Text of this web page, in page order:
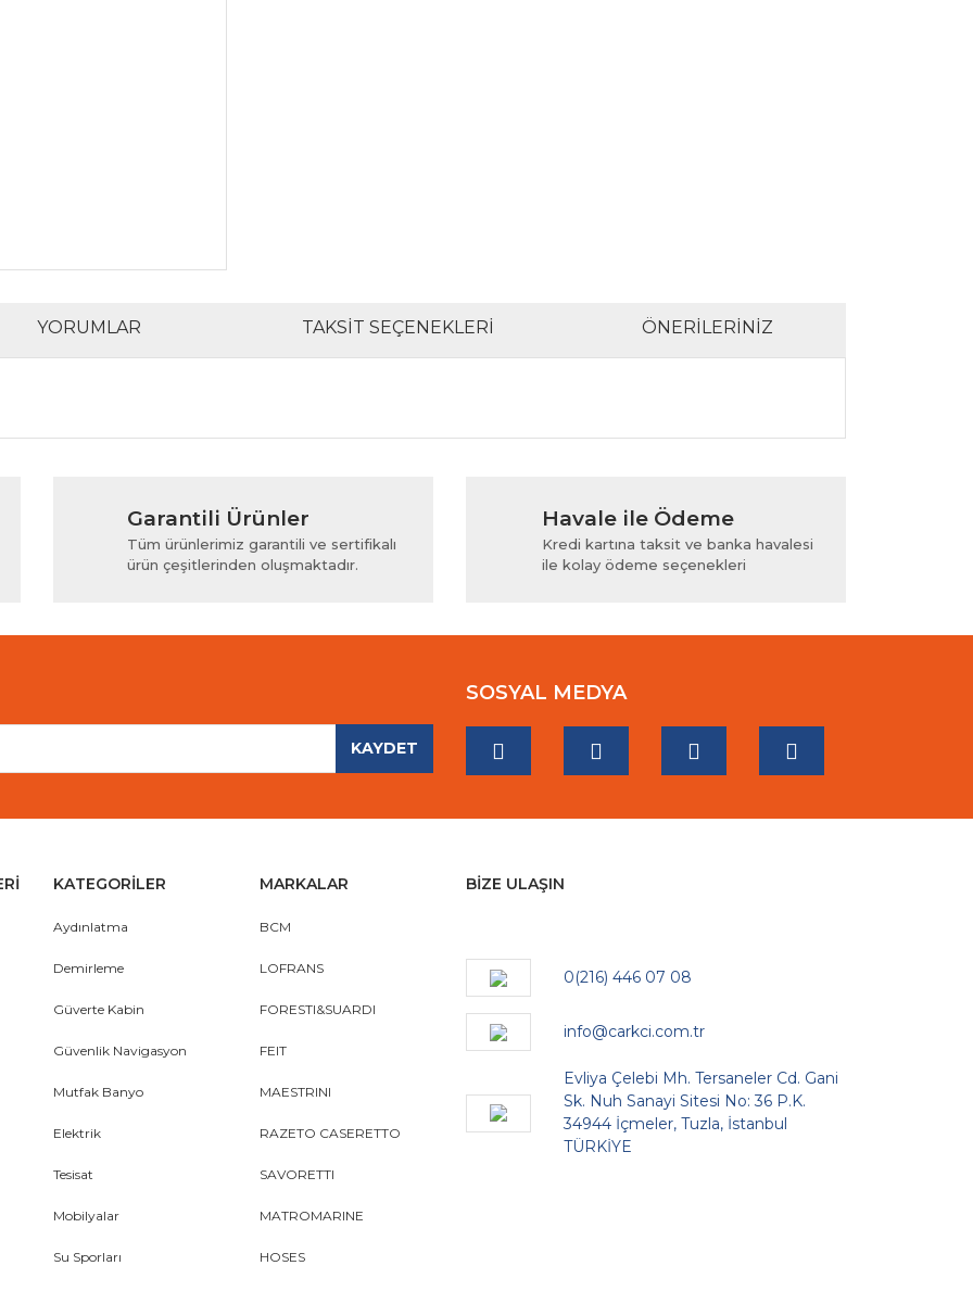
YORUMLAR TAKSIT SEÇENEKLERI ÖNERILERINIZ
Yorum Yaz
ve diğer konularda yetersiz gördüğünüz noktaları öneri formunu kullanarak tarafımıza iletebilirsiniz.
Garantili Ürünler
Tüm ürünlerimiz garantili ve sertifikalı
ürün çeşitlerinden oluşmaktadır.
Havale ile Ödeme
Kredi kartına taksit ve banka havalesi
ile kolay ödeme seçenekleri
KAYDET
SOSYAL MEDYA
KATEGORİLER
Aydınlatma
Demirleme
Güverte Kabin
Güvenlik Navigasyon
Mutfak Banyo
Elektrik
Tesisat
Mobilyalar
Su Sporları
MARKALAR
BCM
LOFRANS
FORESTI&SUARDI
FEIT
MAESTRINI
RAZETO CASERETTO
SAVORETTI
MATROMARINE
HOSES
BİZE ULAŞIN
0(216) 446 07 08
info@carkci.com.tr
Evliya Çelebi Mh. Tersaneler Cd. Gani
Sk. Nuh Sanayi Sitesi No: 36 P.K.
34944 İçmeler, Tuzla, İstanbul
TÜRKİYE